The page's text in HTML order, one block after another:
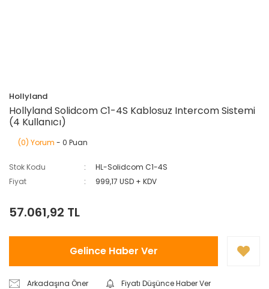
Hollyland
Hollyland Solidcom C1-4S Kablosuz Intercom Sistemi
(4 Kullanıcı)
(0) Yorum - 0 Puan
Stok Kodu
HL-Solidcom C1-4S
Fiyat
999,17 USD + KDV
57.061,92 TL
Gelince Haber Ver
Arkadaşına Öner
Fiyatı Düşünce Haber Ver